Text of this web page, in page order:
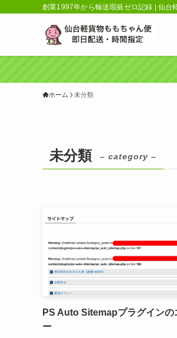
創業1997年から輸送瑕疵ゼロ記録 | 仙台
ホーム 未分類
未分類 – category –
PS Auto Sitemapプラグインの
ー